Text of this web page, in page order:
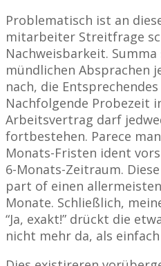
Problematisch ist an
mitarbeiter Streitfrage
Nachweisbarkeit.
mündlichen Absprachen
nach, die
Nachfolgende Probezeit
Arbeitsvertrag darf
fortbestehen. Parece
Monats-Fristen ident
6-Monats-Zeitraum.
part of einen
Monate. Schließlich,
“Ja, exakt!” drückt die
nicht mehr da, als einfach